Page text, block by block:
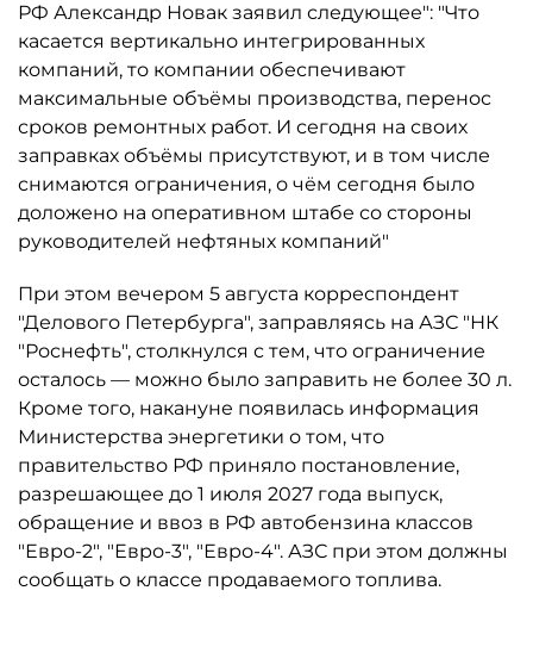
РФ Александр Новак заявил следующее": "Что
касается вертикально интегрированных
компаний, то компании обеспечивают
максимальные объёмы производства, перенос
сроков ремонтных работ. И сегодня на своих
заправках объёмы присутствуют, и в том числе
снимаются ограничения, о чём сегодня было
доложено на оперативном штабе со стороны
руководителей нефтяных компаний"
При этом вечером 5 августа корреспондент
"Делового Петербурга", заправляясь на АЗС "НК
"Роснефть", столкнулся с тем, что ограничение
осталось ­— можно было заправить не более 30 л.
Кроме того, накануне появилась информация
Министерства энергетики о том, что
правительство РФ приняло постановление,
разрешающее до 1 июля 2027 года выпуск,
обращение и ввоз в РФ автобензина классов
"Евро-2", "Евро-3", "Евро-4". АЗС при этом должны
сообщать о классе продаваемого топлива.